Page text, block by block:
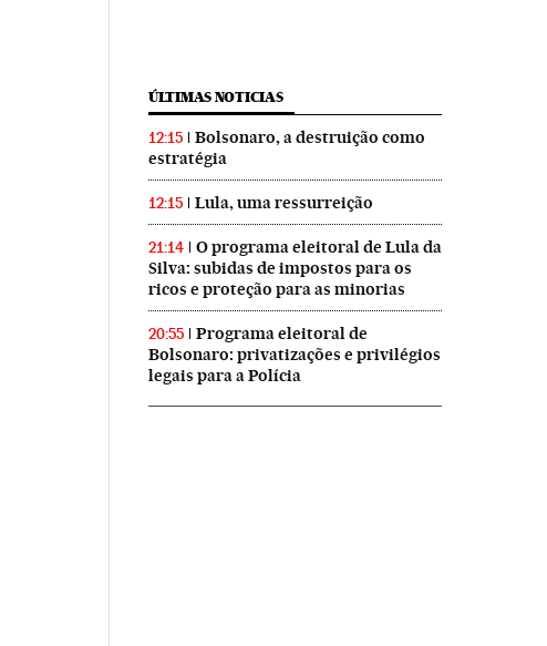
ÚLTIMAS NOTICIAS
12:15
Bolsonaro, a destruição como
estratégia
12:15 Lula, uma ressurreição
21:14
O programa eleitoral de Lula da
Silva: subidas de impostos para os
ricos e proteção para as minorias
20:55
Programa eleitoral de
Bolsonaro: privatizações e privilégios
legais para a Polícia